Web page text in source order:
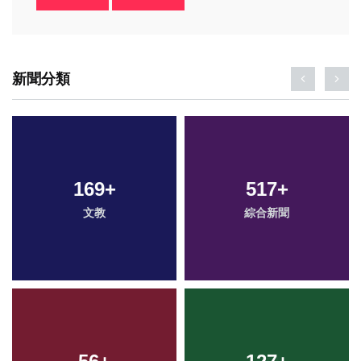
新聞分類
169+
文教
517+
綜合新聞